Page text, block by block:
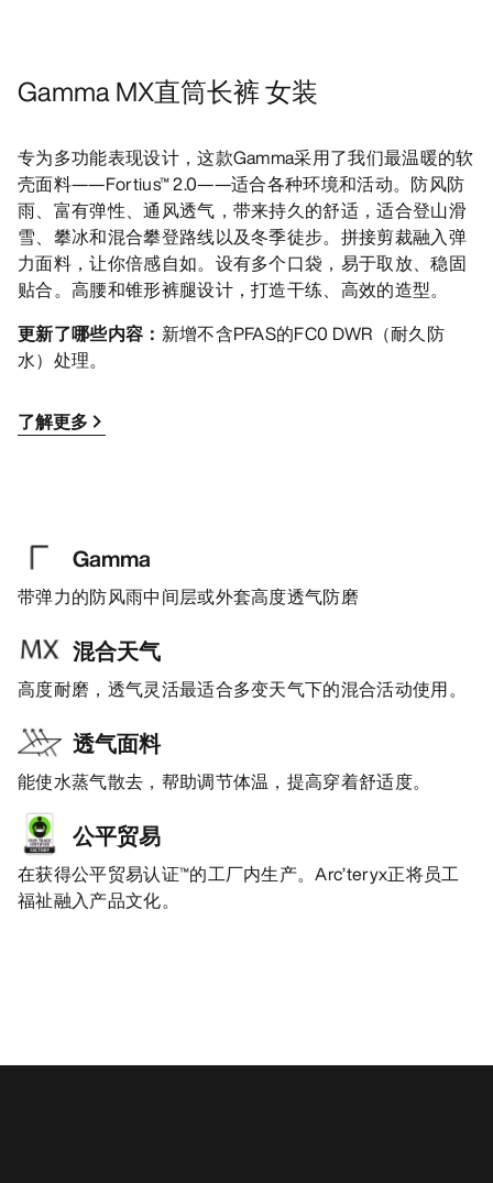
Gamma MX直筒长裤 女装
专为多功能表现设计，这款Gamma采用了我们最温暖的软
壳面料——Fortius™ 2.0——适合各种环境和活动。防风防
雨、富有弹性、通风透气，带来持久的舒适，适合登山滑
雪、攀冰和混合攀登路线以及冬季徒步。拼接剪裁融入弹
力面料，让你倍感自如。设有多个口袋，易于取放、稳固
贴合。高腰和锥形裤腿设计，打造干练、高效的造型。
更新了哪些内容： 新增不含PFAS的FC0 DWR（耐久防
水）处理。
了解更多
Gamma
带弹力的防风雨中间层或外套高度透气防磨
混合天气
高度耐磨，透气灵活最适合多变天气下的混合活动使用。
透气面料
能使水蒸气散去，帮助调节体温，提高穿着舒适度。
公平贸易
在获得公平贸易认证™的工厂内生产。Arc’teryx正将员工
福祉融入产品文化。